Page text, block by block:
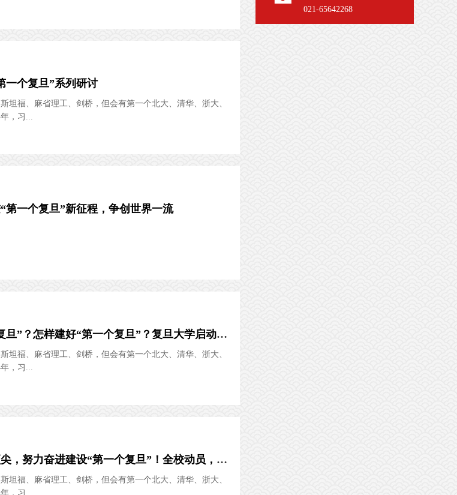
一个复旦”系列研讨
坦福、麻省理工、剑桥，但会有第一个北大、清华、浙大、
，习...
第一个复旦”新征程，争创世界一流
上海电台：什么是“第一个复旦”？怎样建好“第一个复旦”？复旦大学启动建设“第一个复旦”系列...
坦福、麻省理工、剑桥，但会有第一个北大、清华、浙大、
，习...
扎根中国大地、争创世界顶尖，努力奋进建设“第一个复旦”！全校动员，9大专题讨论：什么是“第...
坦福、麻省理工、剑桥，但会有第一个北大、清华、浙大、
，习...
021-65642268